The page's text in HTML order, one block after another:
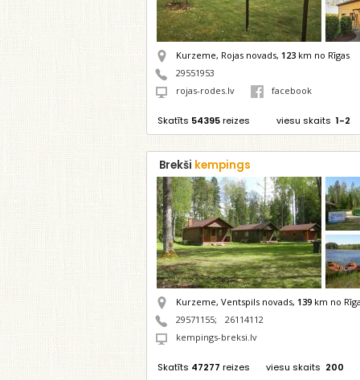
Kurzeme, Rojas novads, 123 km no Rīgas
29551953
rojas-rodes.lv
facebook
Skatīts 54395reizes viesu skaits 1-2
Brekši kempings
Kurzeme, Ventspils novads, 139 km no
29571155;
26114112
kempings-breksi.lv
Skatīts 47277 reizes viesu skaits 200